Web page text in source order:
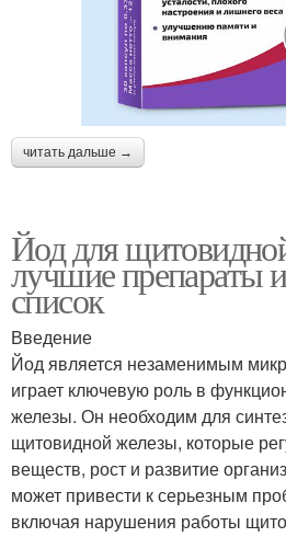
читать дальше →
Йод для
лучшие препараты
список
Введение
Йод является незаменимым
играет ключевую роль в
железы. Он необходим для
щитовидной железы, которые
веществ, рост и развитие
может привести к серьезным
включая нарушения работы